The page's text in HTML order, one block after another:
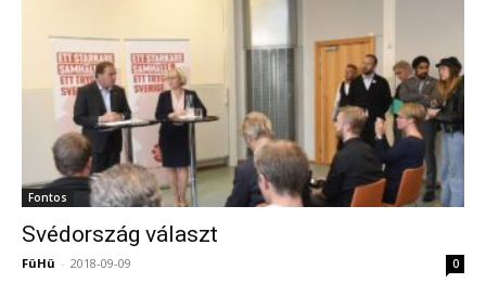
Fontos
Svédország választ
FüHü - 2018-09-09 0